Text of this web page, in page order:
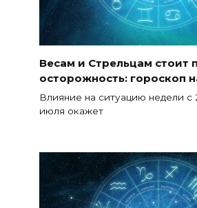
Весам и Стрельцам стоит
осторожность: гороскоп
Влияние на ситуацию недели с
июля окажет